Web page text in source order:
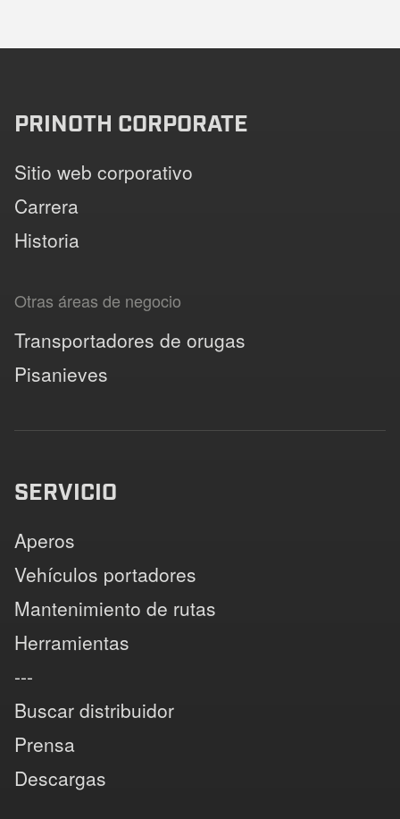
PRINOTH CORPORATE
Sitio web corporativo
Carrera
Historia
Otras áreas de negocio
Transportadores de orugas
Pisanieves
SERVICIO
Aperos
Vehículos portadores
Mantenimiento de rutas
Herramientas
---
Buscar distribuidor
Prensa
Descargas